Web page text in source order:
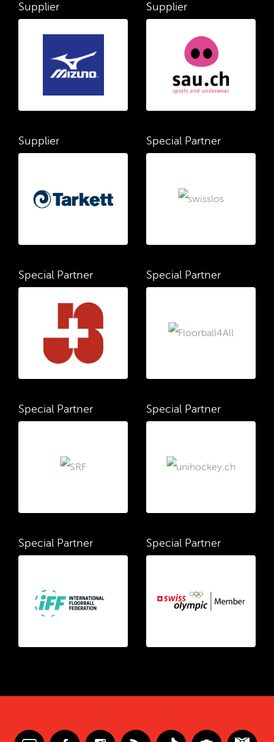
Supplier Supplier
Supplier Special Partner
Special Partner Special Partner
Special Partner Special Partner
Special Partner Special Partner